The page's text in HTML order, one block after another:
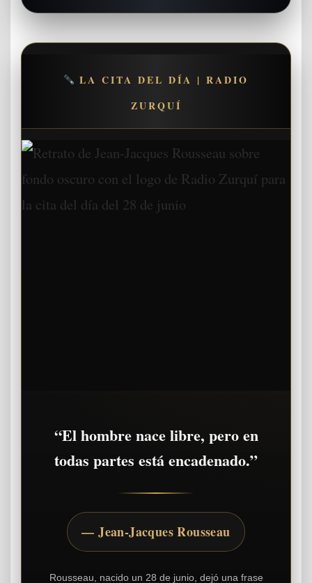
LA CITA DEL DÍA | RADIO
ZURQUÍ
“El hombre nace libre, pero en
todas partes está encadenado.”
— Jean-Jacques Rousseau
Rousseau, nacido un 28 de junio, dejó una frase